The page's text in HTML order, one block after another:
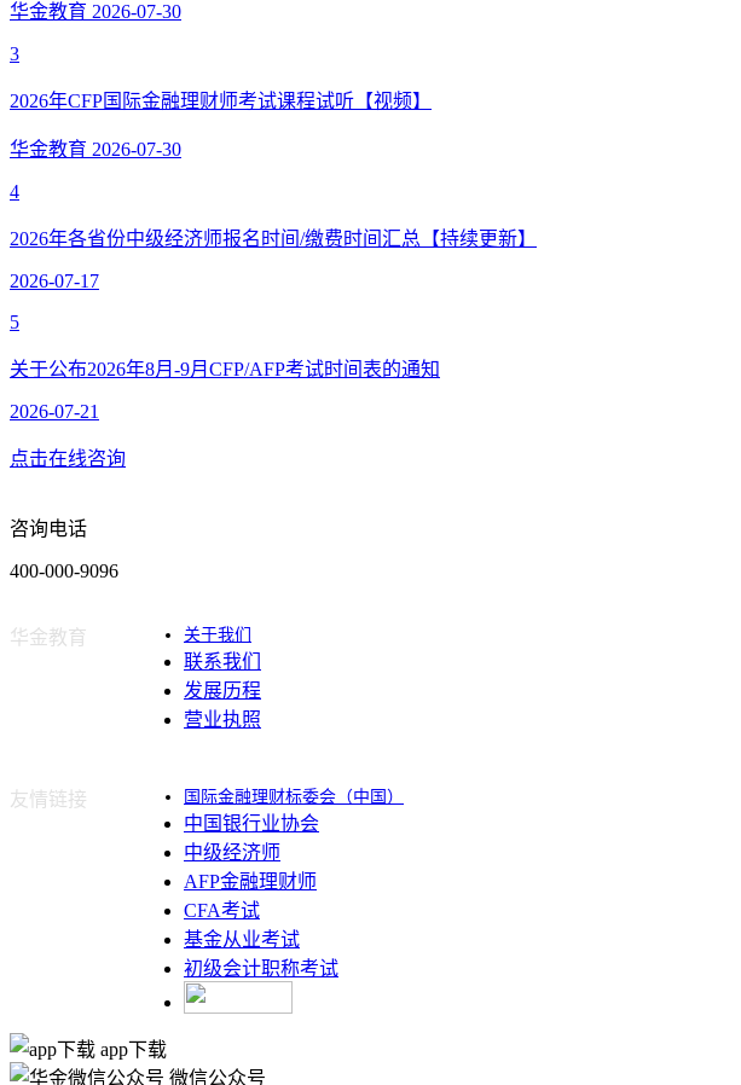
华金教育 2026-07-30
3
2026年CFP国际金融理财师考试课程试听【视频】
华金教育 2026-07-30
4
2026年各省份中级经济师报名时间/缴费时间汇总【持续更新】
2026-07-17
5
关于公布2026年8月-9月CFP/AFP考试时间表的通知
2026-07-21
点击在线咨询
咨询电话
400-000-9096
华金教育 关于我们
联系我们
发展历程
营业执照
友情链接 国际金融理财标委会（中国）
中国银行业协会
中级经济师
AFP金融理财师
CFA考试
基金从业考试
初级会计职称考试
app下载
微信公众号